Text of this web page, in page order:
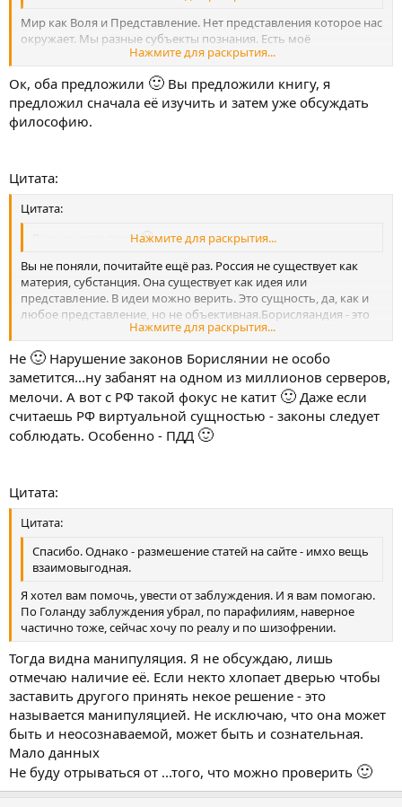
Мир как Воля и Представление. Нет представления которое нас
окружает. Мы разные субъекты познания. Есть моё
представление, и ваше. Ещё есть Воля, а она трансцендентна.
Цитата:
Я предложил Вам нам _обоим_ изучить курс философии и
обсудить уже с его знанием интересующие Вас вопросы.
Нажмите для раскрытия...
Нажмите для раскрытия...
Ок, оба предложили 🙂 Вы предложили книгу, я
предложил сначала её изучить и затем уже обсуждать
философию.
Цитата:
Цитата:
Я не _в_ реал верю🙂
Нажмите для раскрытия...
Вы не поняли, почитайте ещё раз. Россия не существует как
материя, субстанция. Она существует как идея или
представление. В идеи можно верить. Это сущность, да, как и
любое представление, но не объективная.Борисляандия - это
тоже представление, тоже сущность, как и Россия. Но
Борисляндия не реальнее России, а Россиия не реальнее
Борисляндии.
Нажмите для раскрытия...
Не 🙂 Нарушение законов Борислянии не особо
заметится...ну забанят на одном из миллионов серверов,
мелочи. А вот с РФ такой фокус не катит 🙂 Даже если
считаешь РФ виртуальной сущностью - законы следует
соблюдать. Особенно - ПДД 🙂
Цитата:
Цитата:
Спасибо. Однако - размешение статей на сайте - имхо вещь
взаимовыгодная.
Я хотел вам помочь, увести от заблуждения. И я вам помогаю.
По Голанду заблуждения убрал, по парафилиям, наверное
частично тоже, сейчас хочу по реалу и по шизофрении.
Тогда видна манипуляция. Я не обсуждаю, лишь
отмечаю наличие её. Если некто хлопает дверью чтобы
заставить другого принять некое решение - это
называется манипуляцией. Не исключаю, что она может
быть и неосознаваемой, может быть и сознательная.
Мало данных
Не буду отрываться от ...того, что можно проверить 🙂